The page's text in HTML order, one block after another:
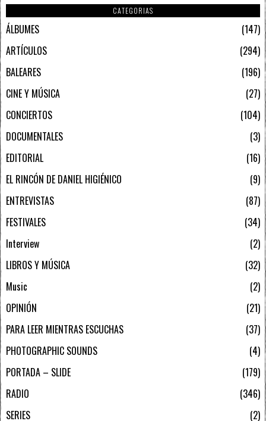
CATEGORIAS
ÁLBUMES
147
ARTÍCULOS
294
BALEARES
196
CINE Y MÚSICA
27
CONCIERTOS
104
DOCUMENTALES
3
EDITORIAL
16
EL RINCÓN DE DANIEL HIGIÉNICO
9
ENTREVISTAS
87
FESTIVALES
34
Interview
2
LIBROS Y MÚSICA
32
Music
2
OPINIÓN
21
PARA LEER MIENTRAS ESCUCHAS
37
PHOTOGRAPHIC SOUNDS
4
PORTADA – SLIDE
179
RADIO
346
SERIES
2